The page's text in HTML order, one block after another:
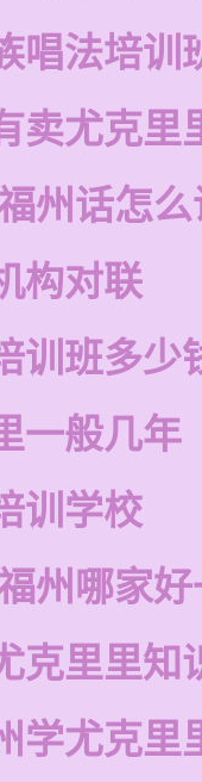
唱法培训
卖尤克里
州话怎
构对联
训班多少
一般几年
训学校
州哪家
克里里知
学尤克里